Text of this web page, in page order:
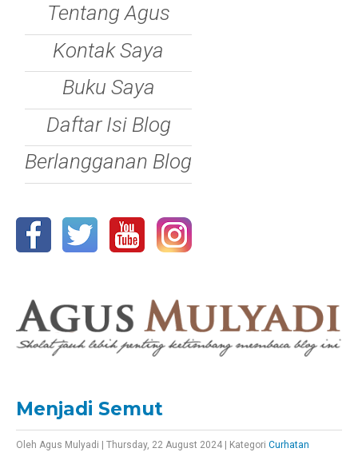
Tentang Agus
Kontak Saya
Buku Saya
Daftar Isi Blog
Berlangganan Blog
Menjadi Semut
Oleh Agus Mulyadi Thursday, 22 August 2024 Kategori Curhatan